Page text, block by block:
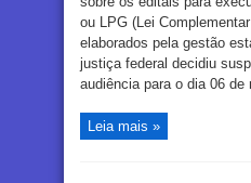
ou LPG (Lei
elaborados pela gestão
justiça federal decidiu
audiência para o dia 06
Leia mais »